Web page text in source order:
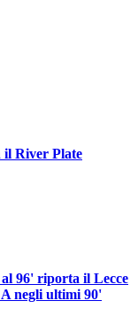
il River Plate
96' riporta il Lecce
negli ultimi 90'